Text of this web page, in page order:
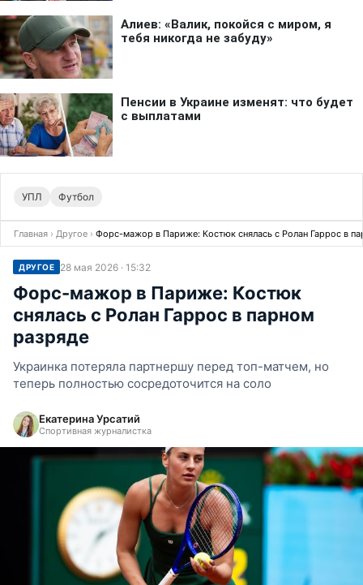
УПЛ Футбол
Главная › Другое › Форс-мажор в Париже: Костюк снялась с Ролан Гаррос в
ДРУГОЕ 28 мая 2026 · 15:32
Форс-мажор в Париже: Костюк
снялась с Ролан Гаррос в парном
разряде
Украинка потеряла партнершу перед топ-матчем, но
теперь полностью сосредоточится на соло
Екатерина Урсатий
Спортивная журналистка